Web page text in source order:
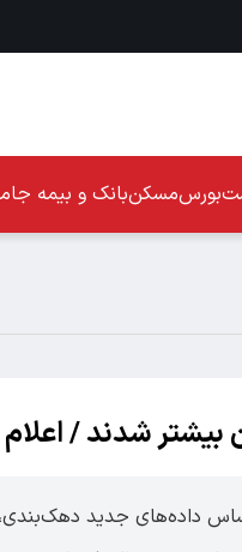
بورسمسکنبانک و بیمه
بیشتر شدند /
اساس داده‌های جدید